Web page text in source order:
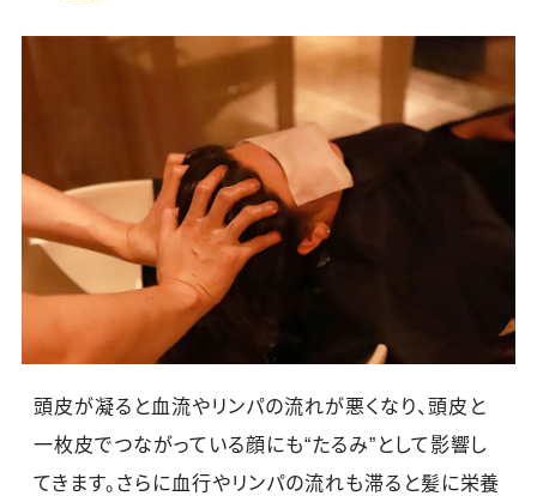
頭皮が凝ると血流やリンパの流れが悪くなり、頭皮と
一枚皮でつながっている顔にも“たるみ”として影響し
てきます。さらに血行やリンパの流れも滞ると髪に栄養